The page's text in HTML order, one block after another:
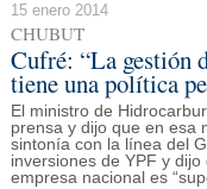
15 enero 2014
CHUBUT
Cufré: “La gestión
tiene una política
El ministro de
prensa y dijo que en esa
sintonía con la línea del
inversiones de YPF y
empresa nacional es